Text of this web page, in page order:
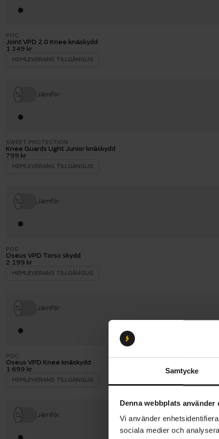
Samtycke
Denna webbplats använder
Vi använder
sociala medier och
POC
Joint VPD 2.0 Knee knäskydd
1 349 kr
HEMLEVERANS TILLGÄNGLIG
Jämför
SWEET PROTECTION
Knee Guards Light Junior knäskydd
799 kr
HEMLEVERANS TILLGÄNGLIG
Jämför
POC
Oseus VPD Torso skydd
2 199 kr
HEMLEVERANS TILLGÄNGLIG
Jämför
POC
Oseus VPD Knee knäskydd
1 699 kr
HEMLEVERANS TILLGÄNGLIG
Jämför